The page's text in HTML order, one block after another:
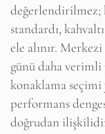
değerlendirilmez;
standardı,
ele alınır.
günü daha verimli
konaklama
performans
doğrudan